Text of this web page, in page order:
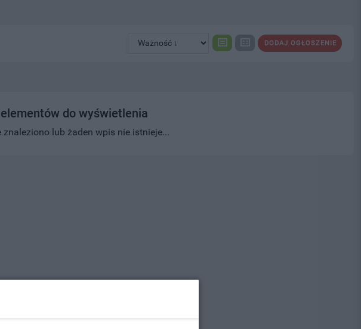
DODAJ OGŁOSZENIE
do wyświetlenia
znaleziono lub żaden wpis nie istnieje...